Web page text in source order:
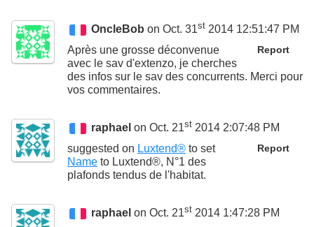
OncleBob on Oct. 31st 2014 12:51:47 PM
Report
Après une grosse déconvenue
avec le sav d'extenzo, je cherches
des infos sur le sav des concurrents. Merci pour
vos commentaires.
raphael on Oct. 21st 2014 2:07:48 PM
Report
suggested on Luxtend® to set
Name to Luxtend®, N°1 des
plafonds tendus de l'habitat.
raphael on Oct. 21st 2014 1:47:28 PM